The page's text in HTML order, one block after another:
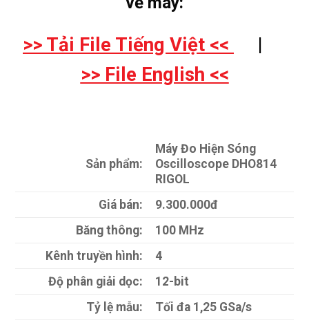
>> Tải File Tiếng Việt <<
>> File English <<
Sản phẩm:
Máy Đo Hiện Sóng
Oscilloscope DHO814
RIGOL
Giá bán:
9.300.000đ
Băng thông:
100 MHz
Kênh truyền hình:
4
Độ phân giải dọc:
12-bit
Tỷ lệ mẫu:
Tối đa 1,25 GSa/s